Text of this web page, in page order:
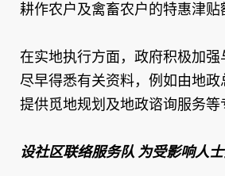
耕作农户及禽畜农户的特惠津贴
在实地执行方面，政府积极加
尽早得悉有关资料，例如由地
提供觅地规划及地政谘询服务等
设社区联络服务队 为受影响人